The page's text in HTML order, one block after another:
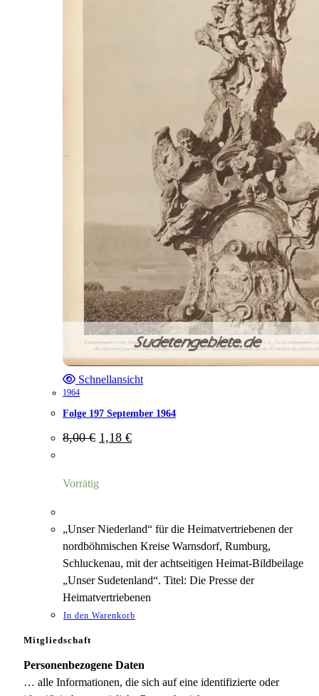
Schnellansicht
1964
Folge 197 September 1964
8,00€ Ursprünglicher
Preis
1,18 €Aktueller
Preis
Vorrätig
„Unser Niederland“ für die Heimatvertriebenen der
nordböhmischen Kreise Warnsdorf, Rumburg,
Schluckenau, mit der achtseitigen Heimat-Bildbeilage
„Unser Sudetenland“. Titel: Die Presse der
Heimatvertriebenen
In den Warenkorb
Mitgliedschaft
Personenbezogene Daten
… alle Informationen, die sich auf eine identifizierte oder